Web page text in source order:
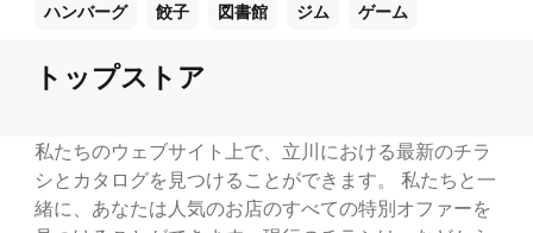
ハンバーグ 餃子 図書館 ジム ゲーム
トップストア
私たちのウェブサイト上で、立川における最新のチラ
シとカタログを見つけることができます。 私たちと一
緒に、あなたは人気のお店のすべての特別オファーを